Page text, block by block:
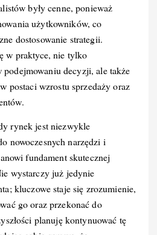
były cenne, ponieważ
użytkowników, co
dostosowanie strategii.
w praktyce, nie tylko
podejmowaniu decyzji, ale także
postaci wzrostu sprzedaży oraz
rynek jest niezwykle
nowoczesnych narzędzi i
fundament skutecznej
wystarczy już jedynie
kluczowe staje się zrozumienie,
go oraz przekonać do
planuję kontynuować tę